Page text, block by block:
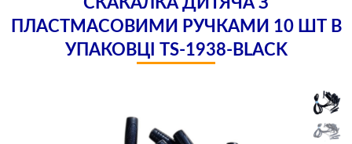
ПЛАСТМАСОВИМИ РУЧКАМИ 10 ШТ В
УПАКОВЦІ TS-1938-BLACK